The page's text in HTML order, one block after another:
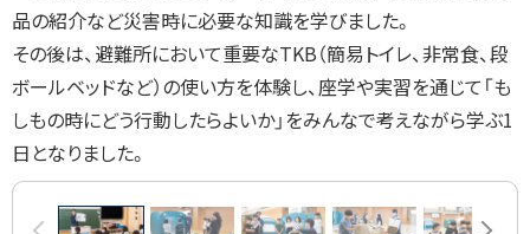
品の紹介など災害時に必要な知識を学びました。
その後は、避難所において重要なTKB（簡易トイレ、非常食、段
ボールベッドなど）の使い方を体験し、座学や実習を通じて「も
しもの時にどう行動したらよいか」をみんなで考えながら学ぶ1
日となりました。
画
前へ 次へ